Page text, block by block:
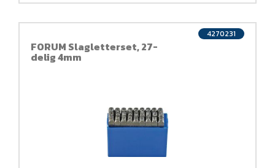
FORUM Slagletterset, 27-
delig 4mm
4270231